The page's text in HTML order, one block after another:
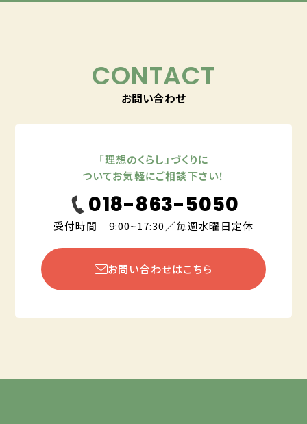
CONTACT
お問い合わせ
「理想のくらし」づくりに
ついてお気軽にご相談下さい！
018-863-5050
受付時間 9:00~17:30／毎週水曜日定休
お問い合わせはこちら